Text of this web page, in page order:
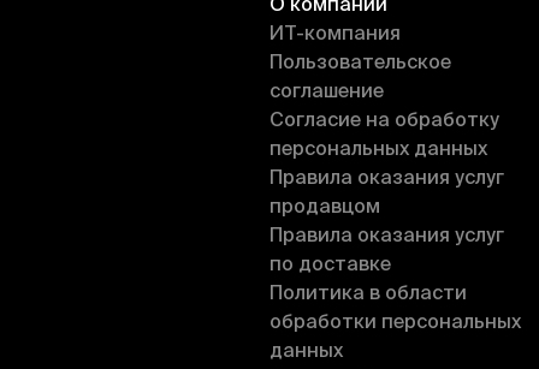
О компании
ИT-компания
Пользовательское
соглашение
Согласие на обработку
персональных данных
Правила оказания услуг
продавцом
Правила оказания услуг
по доставке
Политика в области
обработки персональных
данных